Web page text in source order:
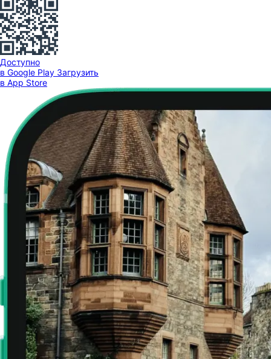
Доступно
в Google Play Загрузить
в App Store